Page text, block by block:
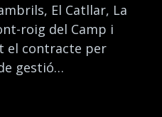
El Catllar, La
roig del Camp i
el contracte per
gestió…